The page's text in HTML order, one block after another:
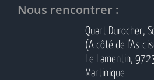
Nous rencontrer :
Quart Durocher,
(A côté de l’As
Le Lamentin,
Martinique